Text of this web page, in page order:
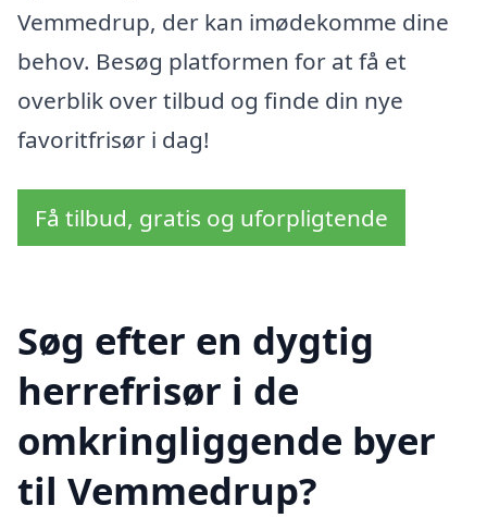
Vemmedrup, der kan imødekomme dine
behov. Besøg platformen for at få et
overblik over tilbud og finde din nye
favoritfrisør i dag!
Få tilbud, gratis og uforpligtende
Søg efter en dygtig
herrefrisør i de
omkringliggende byer
til Vemmedrup?